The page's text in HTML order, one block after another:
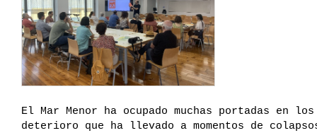
El Mar Menor ha ocupado muchas portadas en
deterioro que ha llevado a momentos de